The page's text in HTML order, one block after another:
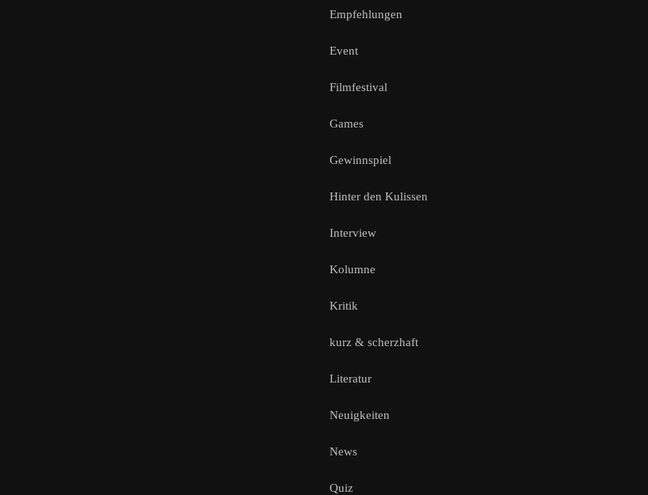
Empfehlungen
Event
Filmfestival
Games
Gewinnspiel
Hinter den Kulissen
Interview
Kolumne
Kritik
kurz & scherzhaft
Literatur
Neuigkeiten
News
Quiz